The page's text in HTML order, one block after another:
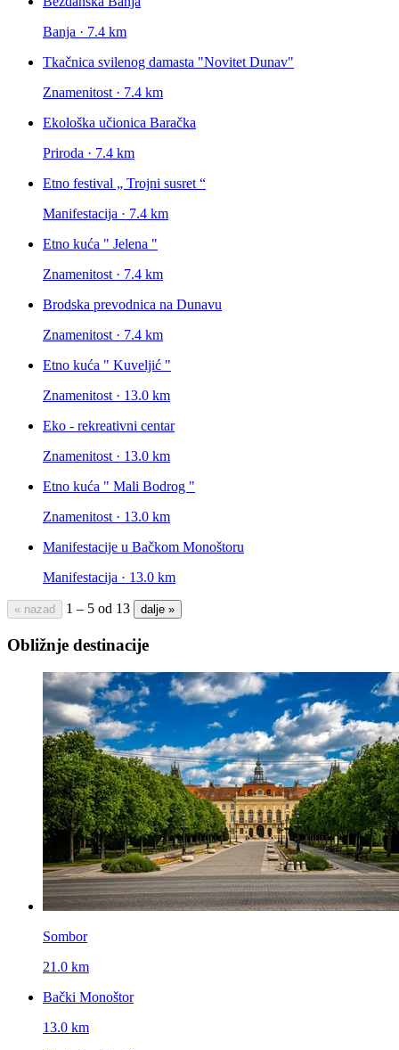
Banja · 7.4 km
Tkačnica svilenog damasta "Novitet Dunav"
Znamenitost · 7.4 km
Ekološka učionica Baračka
Priroda · 7.4 km
Etno festival „ Trojni susret “
Manifestacija · 7.4 km
Etno kuća " Jelena "
Znamenitost · 7.4 km
Brodska prevodnica na Dunavu
Znamenitost · 7.4 km
Etno kuća " Kuveljić "
Znamenitost · 13.0 km
Eko - rekreativni centar
Znamenitost · 13.0 km
Etno kuća " Mali Bodrog "
Znamenitost · 13.0 km
Manifestacije u Bačkom Monoštoru
Manifestacija · 13.0 km
« nazad 1 – 5 od 13 dalje »
Obližnje destinacije
Sombor
21.0 km
Bački Monoštor
13.0 km